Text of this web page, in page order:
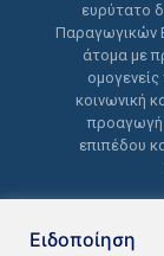
ευρύτατο
Παραγωγικών
άτομα με
κοινωνική
προαγωγή
επιπέδου
Ειδοποίηση